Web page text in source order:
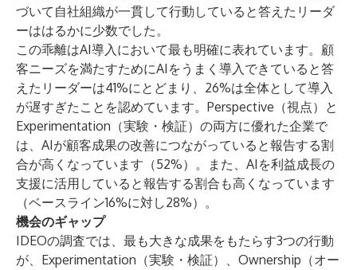
づいて自社組織が一貫して行動していると答えたリーダ
ーははるかに少数でした。
この乖離はAI導入において最も明確に表れています。顧
客ニーズを満たすためにAIをうまく導入できていると答
えたリーダーは41%にとどまり、26%は全体として導入
が遅すぎたことを認めています。Perspective（視点）と
Experimentation（実験・検証）の両方に優れた企業で
は、AIが顧客成果の改善につながっていると報告する割
合が高くなっています（52%）。また、AIを利益成長の
支援に活用していると報告する割合も高くなっています
（ベースライン16%に対し28%）。
機会のギャップ
IDEOの調査では、最も大きな成果をもたらす3つの行動
が、Experimentation（実験・検証）、Ownership（オー